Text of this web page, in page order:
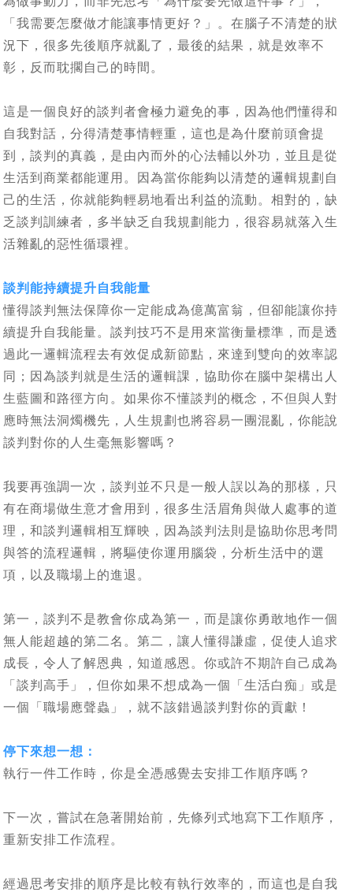
「我需要怎麼做才能讓事情更好？」。在腦子不清楚的狀
況下，很多先後順序就亂了，最後的結果，就是效率不
彰，反而耽擱自己的時間。
這是一個良好的談判者會極力避免的事，因為他們懂得和
自我對話，分得清楚事情輕重，這也是為什麼前頭會提
到，談判的真義，是由內而外的心法輔以外功，並且是從
生活到商業都能運用。因為當你能夠以清楚的邏輯規劃自
己的生活，你就能夠輕易地看出利益的流動。相對的，缺
乏談判訓練者，多半缺乏自我規劃能力，很容易就落入生
活雜亂的惡性循環裡。
談判能持續提升自我能量
懂得談判無法保障你一定能成為億萬富翁，但卻能讓你持
續提升自我能量。談判技巧不是用來當衡量標準，而是透
過此一邏輯流程去有效促成新節點，來達到雙向的效率認
同；因為談判就是生活的邏輯課，協助你在腦中架構出人
生藍圖和路徑方向。如果你不懂談判的概念，不但與人對
應時無法洞燭機先，人生規劃也將容易一團混亂，你能說
談判對你的人生毫無影響嗎？
我要再強調一次，談判並不只是一般人誤以為的那樣，只
有在商場做生意才會用到，很多生活眉角與做人處事的道
理，和談判邏輯相互輝映，因為談判法則是協助你思考問
與答的流程邏輯，將驅使你運用腦袋，分析生活中的選
項，以及職場上的進退。
第一，談判不是教會你成為第一，而是讓你勇敢地作一個
無人能超越的第二名。第二，讓人懂得謙虛，促使人追求
成長，令人了解恩典，知道感恩。你或許不期許自己成為
「談判高手」，但你如果不想成為一個「生活白痴」或是
一個「職場應聲蟲」，就不該錯過談判對你的貢獻！
停下來想一想：
執行一件工作時，你是全憑感覺去安排工作順序嗎？
下一次，嘗試在急著開始前，先條列式地寫下工作順序，
重新安排工作流程。
經過思考安排的順序是比較有執行效率的，而這也是自我